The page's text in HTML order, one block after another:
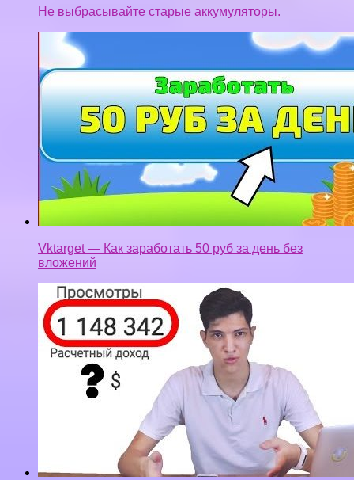
Не выбрасывайте старые аккумуляторы.
Vktarget — Как заработать 50 руб за день без
вложений